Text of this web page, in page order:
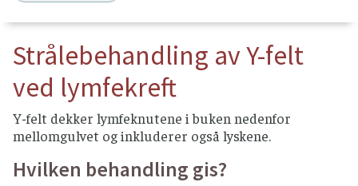
Strålebehandling av Y-felt
ved lymfekreft
Y-felt dekker lymfeknutene i buken nedenfor
mellomgulvet og inkluderer også lyskene.
Hvilken behandling gis?